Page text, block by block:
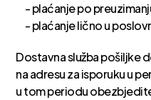
- plaćanje po
- plaćanje lično u
Dostavna služba pošiljke
na adresu za isporuku u
u tom periodu